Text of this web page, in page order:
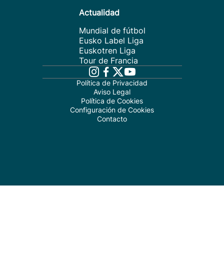
Actualidad
Mundial de fútbol
Eusko Label Liga
Euskotren Liga
Tour de Francia
Política de Privacidad
Aviso Legal
Política de Cookies
Configuración de Cookies
Contacto